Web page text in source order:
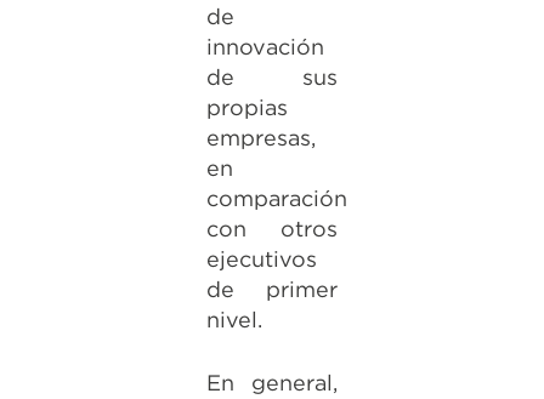
de
innovación
de sus
propias
empresas,
en
comparación
con otros
ejecutivos
de primer
nivel.
En general,